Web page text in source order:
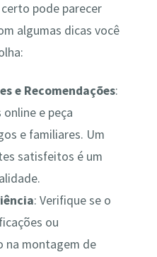
pode parecer
algumas dicas você
e Recomendações:
e peça
e familiares. Um
satisfeitos é um
: Verifique se o
ou
na montagem de